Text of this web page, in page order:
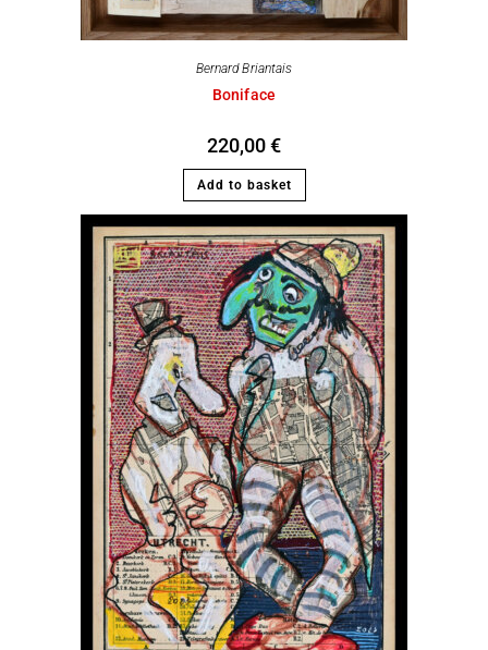
Bernard Briantais
Boniface
220,00€
Add to basket